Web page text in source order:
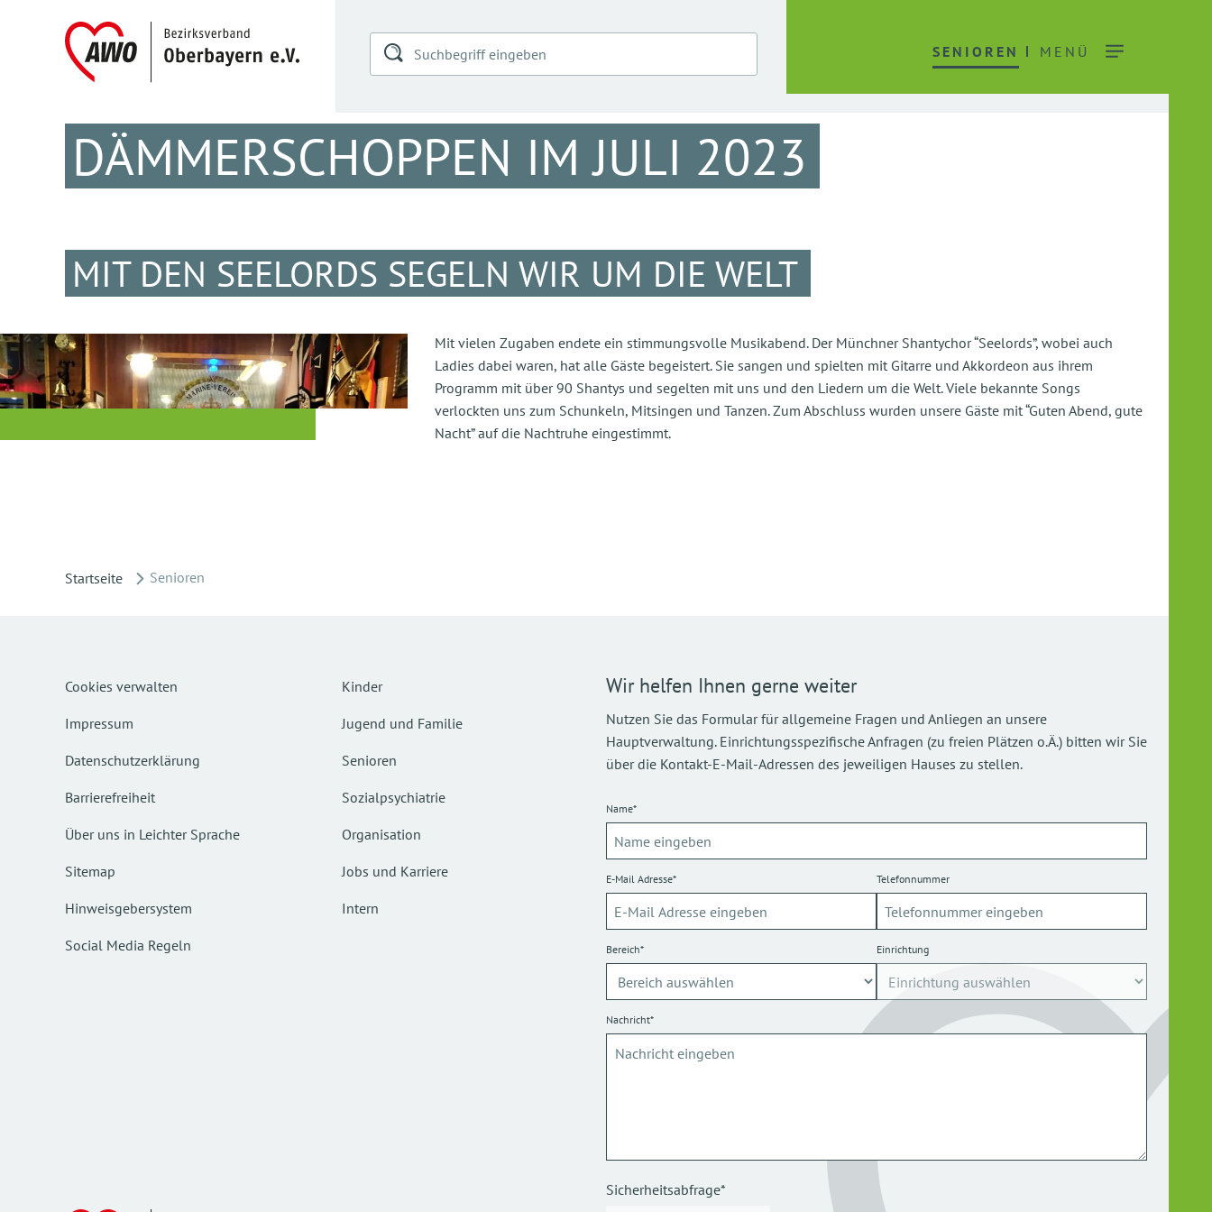
SENIOREN MENÜ
DÄMMERSCHOPPEN IM JULI 2023
MIT DEN SEELORDS SEGELN WIR UM DIE WELT
Mit vielen Zugaben endete ein stimmungsvolle Musikabend. Der Münchner Shantychor “Seelords”, wobei auch
Ladies dabei waren, hat alle Gäste begeistert. Sie sangen und spielten mit Gitarre und Akkordeon aus ihrem
Programm mit über 90 Shantys und segelten mit uns und den Liedern um die Welt. Viele bekannte Songs
verlockten uns zum Schunkeln, Mitsingen und Tanzen. Zum Abschluss wurden unsere Gäste mit “Guten Abend, gute
Nacht” auf die Nachtruhe eingestimmt.
Startseite Senioren
Cookies verwalten
Impressum
Datenschutzerklärung
Barrierefreiheit
Über uns in Leichter Sprache
Sitemap
Hinweisgebersystem
Social Media Regeln
Kinder
Jugend und Familie
Senioren
Sozialpsychiatrie
Organisation
Jobs und Karriere
Intern
Wir helfen Ihnen gerne weiter
Nutzen Sie das Formular für allgemeine Fragen und Anliegen an unsere
Hauptverwaltung. Einrichtungsspezifische Anfragen (zu freien Plätzen o.Ä.) bitten wir Sie
über die Kontakt-E-Mail-Adressen des jeweiligen Hauses zu stellen.
Name*
E-Mail Adresse* Telefonnummer
Bereich* Einrichtung
Nachricht*
Sicherheitsabfrage*